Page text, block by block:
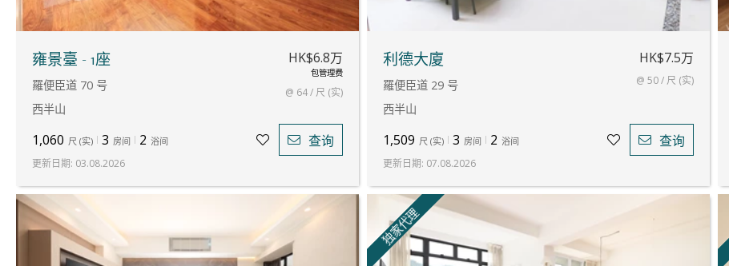
雍景臺 - 1座
羅便臣道 70 号
西半山
HK$6.8万
包管理费
@ 64 / 尺 (实)
1,060 尺 (实) 3 房间 2 浴间 查询
更新日期: 03.08.2026
利德大廈
羅便臣道 29 号
西半山
HK$7.5万
@ 50 / 尺 (实)
1,509 尺 (实) 3 房间 2 浴间 查询
更新日期: 07.08.2026
独家代理